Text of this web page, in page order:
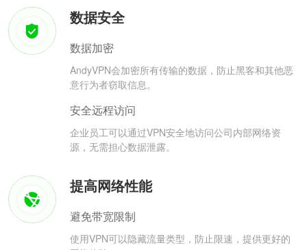
数据安全
数据加密
AndyVPN会加密所有传输的数据，防止黑客和其他恶
意行为者窃取信息。
安全远程访问
企业员工可以通过VPN安全地访问公司内部网络资
源，无需担心数据泄露。
提高网络性能
避免带宽限制
使用VPN可以隐藏流量类型，防止限速，提供更好的